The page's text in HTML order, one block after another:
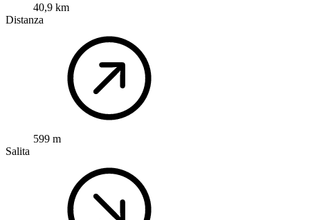
40,9 km
Distanza
599 m
Salita